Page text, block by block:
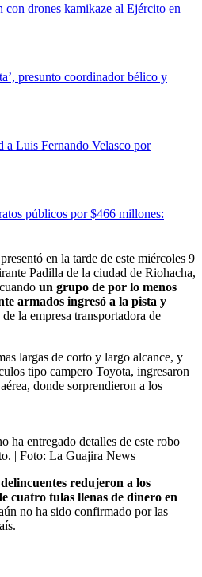
con drones kamikaze al Ejército en
presunto coordinador bélico y
a Luis Fernando Velasco por
públicos por $466 millones:
en la tarde de este miércoles 9
Padilla de la ciudad de Riohacha,
un grupo de por lo menos
armados ingresó a la pista y
de la empresa transportadora de
largas de corto y largo alcance, y
tipo campero Toyota, ingresaron
donde sorprendieron a los
ha entregado detalles de este robo
| Foto: La Guajira News
redujeron a los
cuatro tulas llenas de dinero en
no ha sido confirmado por las